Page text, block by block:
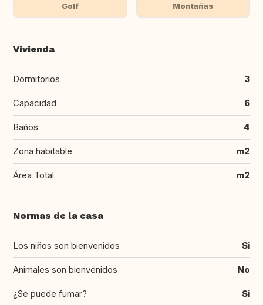
Golf Montañas
Vivienda
Dormitorios 3
Capacidad 6
Baños 4
Zona habitable m2
Área Total m2
Normas de la casa
Los niños son bienvenidos Si
Animales son bienvenidos No
¿Se puede fumar? Si